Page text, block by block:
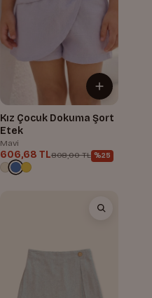
Kız Çocuk Dokuma Şort
Etek
Mavi
606,68 TL808,00 TL %25